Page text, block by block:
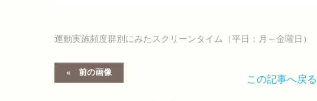
運動実施頻度群別にみたスクリーンタイム（平日：月～金曜日）
前の画像
この記事へ戻る